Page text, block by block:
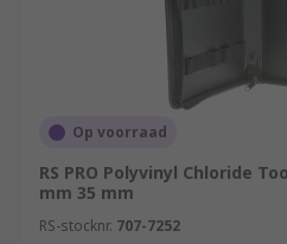
Op voorraad
RS PRO Polyvinyl Chloride
mm 35 mm
RS-stocknr. 707-7252